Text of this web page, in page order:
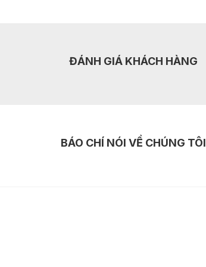
ĐÁNH GIÁ KHÁCH HÀNG
BÁO CHÍ NÓI VỀ CHÚNG TÔI